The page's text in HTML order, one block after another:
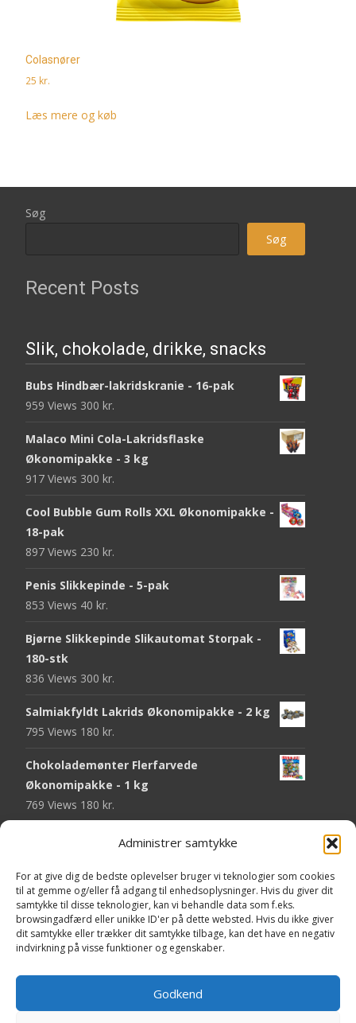
Administrer samtykke
For at give dig de bedste oplevelser bruger vi teknologier som cookies
til at gemme og/eller få adgang til enhedsoplysninger. Hvis du giver dit
samtykke til disse teknologier, kan vi behandle data som f.eks.
browsingadfærd eller unikke ID'er på dette websted. Hvis du ikke giver
dit samtykke eller trækker dit samtykke tilbage, kan det have en negativ
indvirkning på visse funktioner og egenskaber.
Godkend
Colasnører
25 kr.
Læs mere og køb
Søg
Søg
Recent Posts
Slik, chokolade, drikke, snacks
Bubs Hindbær-lakridskranie - 16-pak
959 Views 300 kr.
Malaco Mini Cola-Lakridsflaske
Økonomipakke - 3 kg
917 Views 300 kr.
Cool Bubble Gum Rolls XXL Økonomipakke -
18-pak
897 Views 230 kr.
Penis Slikkepinde - 5-pak
853 Views 40 kr.
Bjørne Slikkepinde Slikautomat Storpak -
180-stk
836 Views 300 kr.
Salmiakfyldt Lakrids Økonomipakke - 2 kg
795 Views 180 kr.
Chokolademønter Flerfarvede
Økonomipakke - 1 kg
769 Views 180 kr.
Malaco Stjerner Lakrids - 92 gram
Pringles Hot & Spicy - 165 gram
745 Views40 kr.
Fini Krudttønder Tyggegummi